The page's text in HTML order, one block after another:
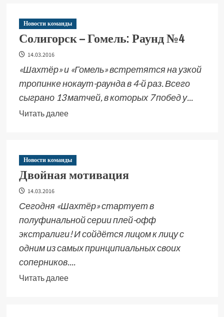
Новости команды
Солигорск – Гомель: Раунд №4
14.03.2016
«Шахтёр» и «Гомель» встретятся на узкой
тропинке нокаут-раунда в 4-й раз. Всего
сыграно 13 матчей, в которых 7 побед у...
Читать далее
Новости команды
Двойная мотивация
14.03.2016
Сегодня «Шахтёр» стартует в
полуфинальной серии плей-офф
экстралиги! И сойдётся лицом к лицу с
одним из самых принципиальных своих
соперников....
Читать далее